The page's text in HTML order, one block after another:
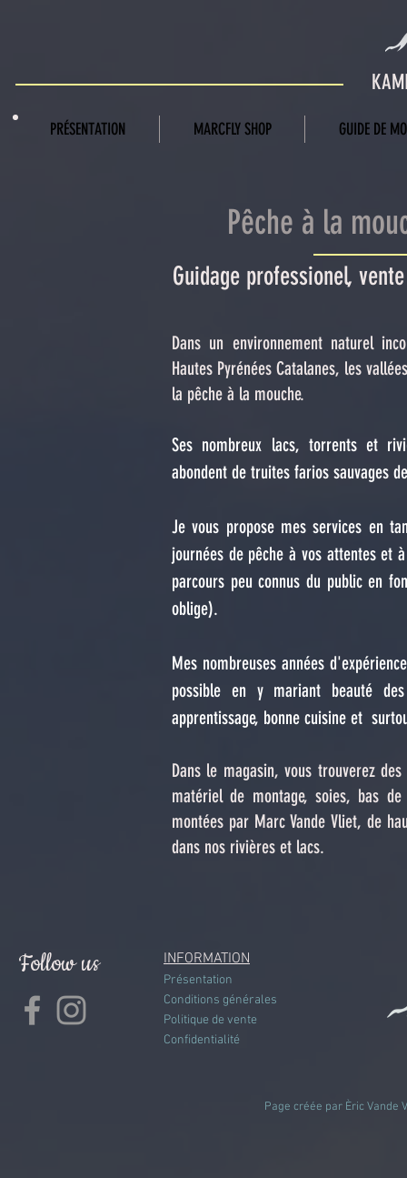
PRÉSENTATION MARCFLY SHOP GUIDE DE
Pêche à la
Guidage professionel,
Dans un environnement naturel
Hautes Pyrénées Catalanes, les
la pêche à la mouche.
Ses nombreux lacs, torrents et
abondent de truites farios sauvages
Je vous propose mes services en
journées de pêche à vos attentes et
parcours peu connus du public en
oblige).
Mes nombreuses années
possible en y mariant beauté
apprentissage, bonne cuisine et
Dans le magasin, vous trouverez
matériel de montage, soies, bas
montées par Marc Vande Vliet, de
dans nos rivières et lacs.
Follow us INFORMATION
Présentation
Conditions générales
Politique de vente
Confidentialité
Page créée par Èric Vande